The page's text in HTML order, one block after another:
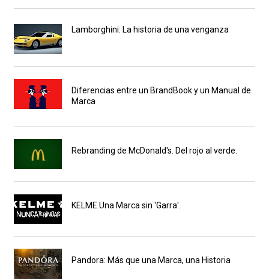
Lamborghini: La historia de una venganza
Diferencias entre un BrandBook y un Manual de
Marca
Rebranding de McDonald's. Del rojo al verde.
KELME.Una Marca sin 'Garra'.
Pandora: Más que una Marca, una Historia